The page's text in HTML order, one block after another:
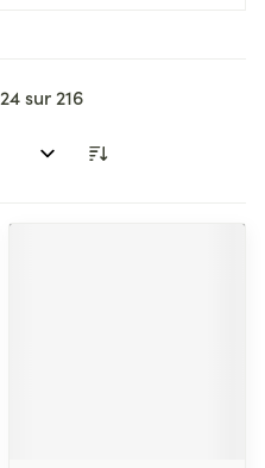
24sur 216